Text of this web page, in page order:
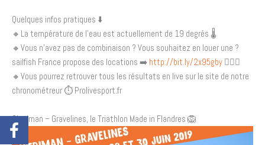
Quelques infos pratiques ⬇️
🔸 La température de l’eau est actuellement de 19 degrés 🌡
🔸 Vous n’avez pas de combinaison ? Vous souhaitez en louer une ?
sailfish France propose des locations ➡️ http://bit.ly/2x95gby 🏊🏼‍♂️
🔸 Vous pourrez retrouver tous les résultats en live sur le site de notre
chronométreur ⏱ Prolivesport.fr
Chtriman – Gravelines, le Triathlon Made in Flandres 🦁